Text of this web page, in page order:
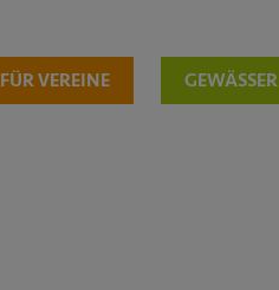
FÜR VEREINE GEWÄSSER